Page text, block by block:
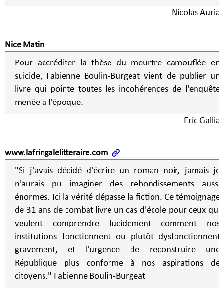
Nicolas
Nice Matin
Pour accréditer la thèse du meurtre camouflée
suicide, Fabienne Boulin-Burgeat vient de publier
livre qui pointe toutes les incohérences de
menée à l'époque.
Eric
www.lafringalelitteraire.com
"Si j'avais décidé d'écrire un roman noir, jamais
n'aurais pu imaginer des rebondissements
énormes. Ici la vérité dépasse la fiction. Ce
de 31 ans de combat livre un cas d'école pour ceux
veulent comprendre lucidement comment
institutions fonctionnent ou plutôt
gravement, et l'urgence de reconstruire
République plus conforme à nos aspirations
citoyens." Fabienne Boulin-Burgeat